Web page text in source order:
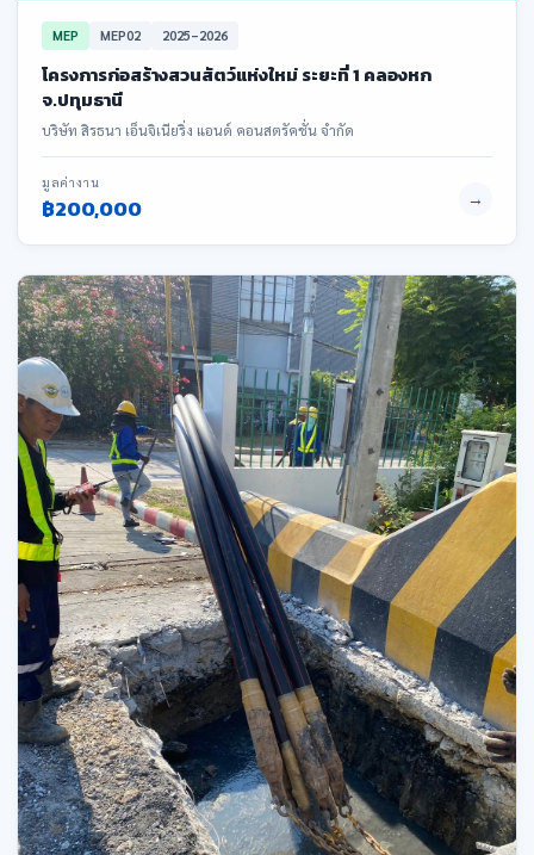
MEP MEP02 2025–2026
โครงการก่อสร้างสวนสัตว์แห่งใหม่ ระยะที่ 1 คลองหก
จ.ปทุมธานี
บริษัท สิรธนา เอ็นจิเนียริ่ง แอนด์ คอนสตรัคชั่น จำกัด
มูลค่างาน
฿200,000 →